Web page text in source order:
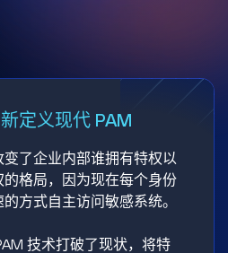
定义现代 PAM
了企业内部谁拥有特权以
格局，因为现在每个身份
方式自主访问敏感系统。
技术打破了现状，将特